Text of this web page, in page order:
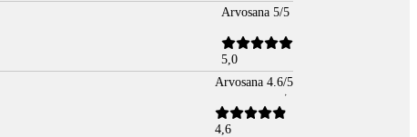
Arvosana 5/5
5,0
Arvosana 4.6/5
4,6